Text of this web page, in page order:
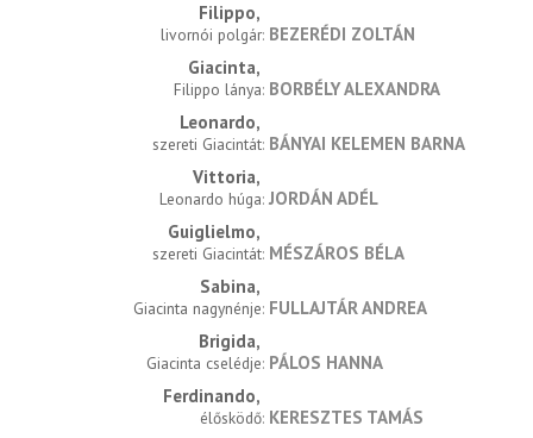
Filippo
livornói polgár BEZERÉDI ZOLTÁN
Giacinta
Filippo lánya BORBÉLY ALEXANDRA
Leonardo
szereti Giacintát BÁNYAI KELEMEN BARNA
Vittoria
Leonardo húga JORDÁN ADÉL
Guiglielmo
szereti Giacintát MÉSZÁROS BÉLA
Sabina
Giacinta nagynénje FULLAJTÁR ANDREA
Brigida
Giacinta cselédje PÁLOS HANNA
Ferdinando
élősködő KERESZTES TAMÁS